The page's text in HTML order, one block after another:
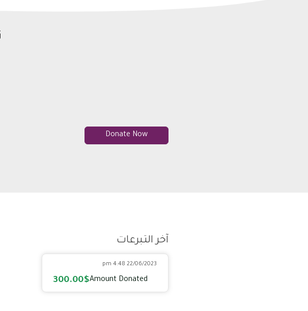
Donate Now
آخر التبرعات
22/06/2023 4:48 pm
Amount Donated
300.00$